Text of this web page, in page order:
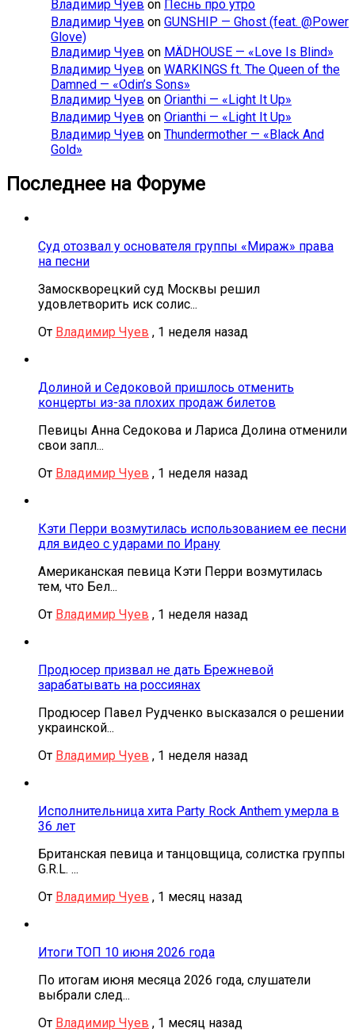
Владимир Чуев on Песнь про утро
Владимир Чуев on GUNSHIP — Ghost (feat. @Power
Glove)
Владимир Чуев on MÄDHOUSE — «Love Is Blind»
Владимир Чуев on WARKINGS ft. The Queen of the
Damned — «Odin’s Sons»
Владимир Чуев on Orianthi — «Light It Up»
Владимир Чуев on Orianthi — «Light It Up»
Владимир Чуев on Thundermother — «Black And
Gold»
Последнее на Форуме
Суд отозвал у основателя группы «Мираж» права
на песни
Замоскворецкий суд Москвы решил
удовлетворить иск солис...
От Владимир Чуев , 1 неделя назад
Долиной и Седоковой пришлось отменить
концерты из-за плохих продаж билетов
Певицы Анна Седокова и Лариса Долина отменили
свои запл...
От Владимир Чуев , 1 неделя назад
Кэти Перри возмутилась использованием ее песни
для видео с ударами по Ирану
Американская певица Кэти Перри возмутилась
тем, что Бел...
От Владимир Чуев , 1 неделя назад
Продюсер призвал не дать Брежневой
зарабатывать на россиянах
Продюсер Павел Рудченко высказался о решении
украинской...
От Владимир Чуев , 1 неделя назад
Исполнительница хита Party Rock Anthem умерла в
36 лет
Британская певица и танцовщица, солистка группы
G.R.L. ...
От Владимир Чуев , 1 месяц назад
Итоги ТОП 10 июня 2026 года
По итогам июня месяца 2026 года, слушатели
выбрали след...
От Владимир Чуев , 1 месяц назад